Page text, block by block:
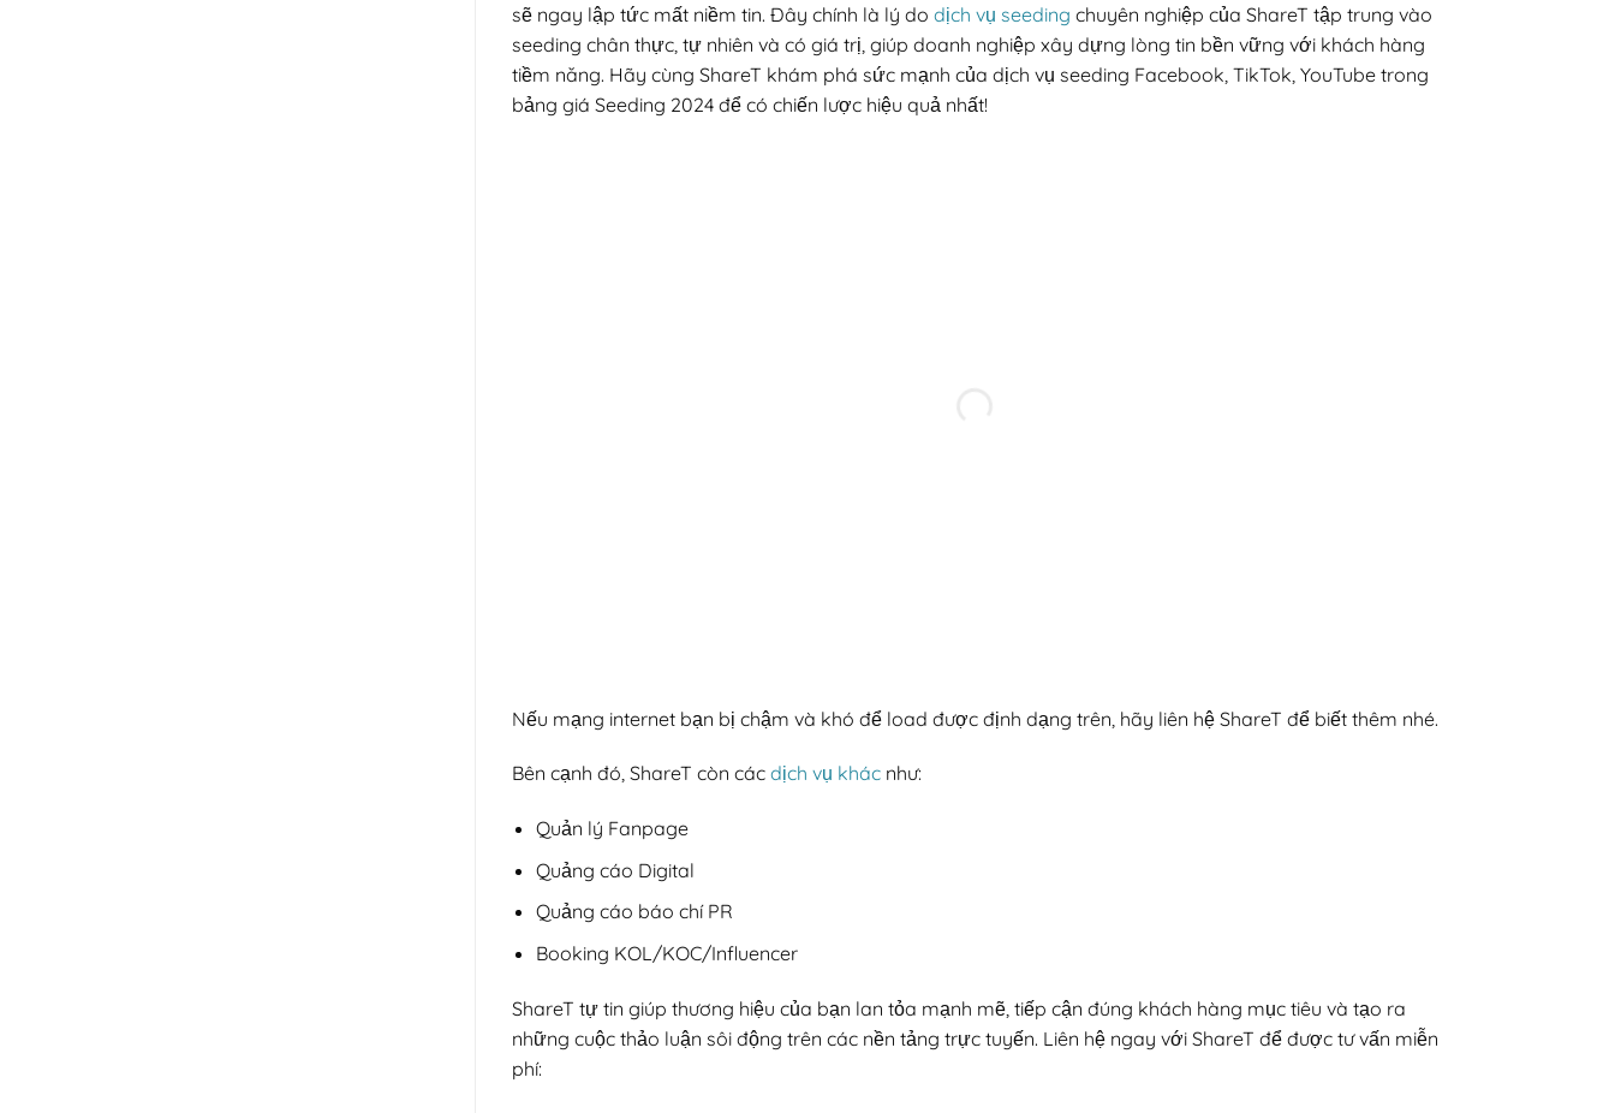
sẽ ngay lập tức mất niềm tin. Đây chính là lý do dịch vụ seeding chuyên nghiệp của ShareT tập trung vào
seeding chân thực, tự nhiên và có giá trị, giúp doanh nghiệp xây dựng lòng tin bền vững với khách hàng
tiềm năng. Hãy cùng ShareT khám phá sức mạnh của dịch vụ seeding Facebook, TikTok, YouTube trong
bảng giá Seeding 2024 để có chiến lược hiệu quả nhất!
Nếu mạng internet bạn bị chậm và khó để load được định dạng trên, hãy liên hệ ShareT để biết thêm nhé.
Bên cạnh đó, ShareT còn các dịch vụ khácnhư:
Quản lý Fanpage
Quảng cáo Digital
Quảng cáo báo chí PR
Booking KOL/KOC/Influencer
ShareT tự tin giúp thương hiệu của bạn lan tỏa mạnh mẽ, tiếp cận đúng khách hàng mục tiêu và tạo ra
những cuộc thảo luận sôi động trên các nền tảng trực tuyến. Liên hệ ngay với ShareT để được tư vấn miễn
phí: